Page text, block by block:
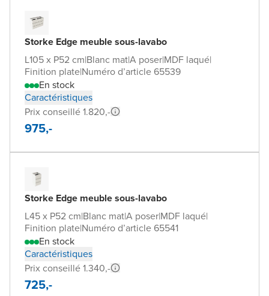
Storke Edge meuble sous-lavabo
L105 x P52 cm|Blanc mat|A poser|MDF laqué|
Finition plate|Numéro d’article 65539
En stock
Caractéristiques
Prix conseillé 1.820,-
975,-
Storke Edge meuble sous-lavabo
L45 x P52 cm|Blanc mat|A poser|MDF laqué|
Finition plate|Numéro d’article 65541
En stock
Caractéristiques
Prix conseillé 1.340,-
725,-